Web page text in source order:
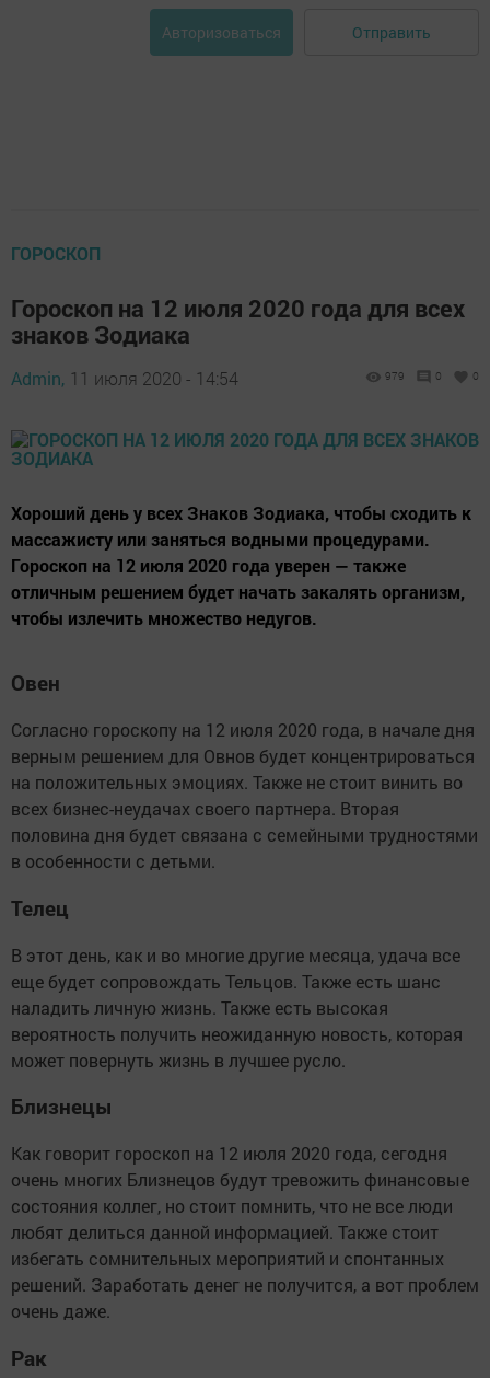
Авторизоваться Отправить
ГОРОСКОП
Гороскоп на 12 июля 2020 года для всех
знаков Зодиака
Admin, 11 июля 2020 - 14:54 979 0 0
Хороший день у всех Знаков Зодиака, чтобы сходить к
массажисту или заняться водными процедурами.
Гороскоп на 12 июля 2020 года уверен — также
отличным решением будет начать закалять организм,
чтобы излечить множество недугов.
Овен
Согласно гороскопу на 12 июля 2020 года, в начале дня
верным решением для Овнов будет концентрироваться
на положительных эмоциях. Также не стоит винить во
всех бизнес-неудачах своего партнера. Вторая
половина дня будет связана с семейными трудностями
в особенности с детьми.
Телец
В этот день, как и во многие другие месяца, удача все
еще будет сопровождать Тельцов. Также есть шанс
наладить личную жизнь. Также есть высокая
вероятность получить неожиданную новость, которая
может повернуть жизнь в лучшее русло.
Близнецы
Как говорит гороскоп на 12 июля 2020 года, сегодня
очень многих Близнецов будут тревожить финансовые
состояния коллег, но стоит помнить, что не все люди
любят делиться данной информацией. Также стоит
избегать сомнительных мероприятий и спонтанных
решений. Заработать денег не получится, а вот проблем
очень даже.
Рак